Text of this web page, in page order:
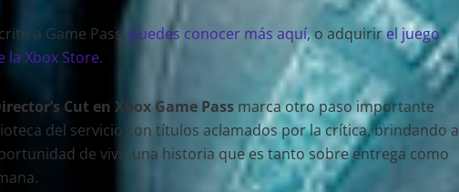
a Game Pass, puedes conocer más aquí, o adquirirel juego
la Xbox Store.
Cut en Xbox Game Pass marca otro paso importante
del servicio con títulos aclamados por la crítica, brindando a
de vivir una historia que es tanto sobre entrega como